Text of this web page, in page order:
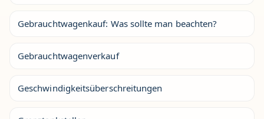
Gebrauchtwagenkauf: Was sollte man beachten?
Gebrauchtwagenverkauf
Geschwindigkeitsüberschreitungen